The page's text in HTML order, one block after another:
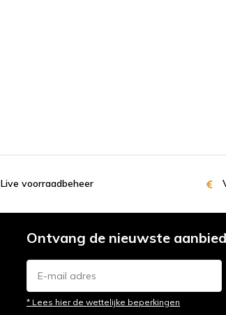
Live voorraadbeheer
Ontvang de nieuwste
* Lees hier de wettelijke beperkingen